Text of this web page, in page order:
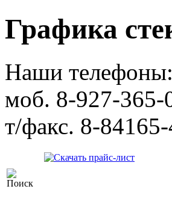
Графика
Наши телефоны:
моб. 8-927-365-
т/факс. 8-